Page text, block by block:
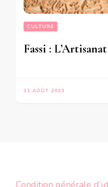
CULTURE
Fassi :
31 AOÛT 2023